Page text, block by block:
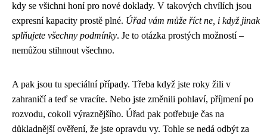
kdy se všichni honí pro nové doklady. V takových chvílích jsou
expresní kapacity prostě plné. Úřad vám může říct ne, i když jinak
splňujete všechny podmínky. Je to otázka prostých možností –
nemůžou stihnout všechno.
A pak jsou tu speciální případy. Třeba když jste roky žili v
zahraničí a teď se vracíte. Nebo jste změnili pohlaví, příjmení po
rozvodu, cokoli výraznějšího. Úřad pak potřebuje čas na
důkladnější ověření, že jste opravdu vy. Tohle se nedá odbýt za